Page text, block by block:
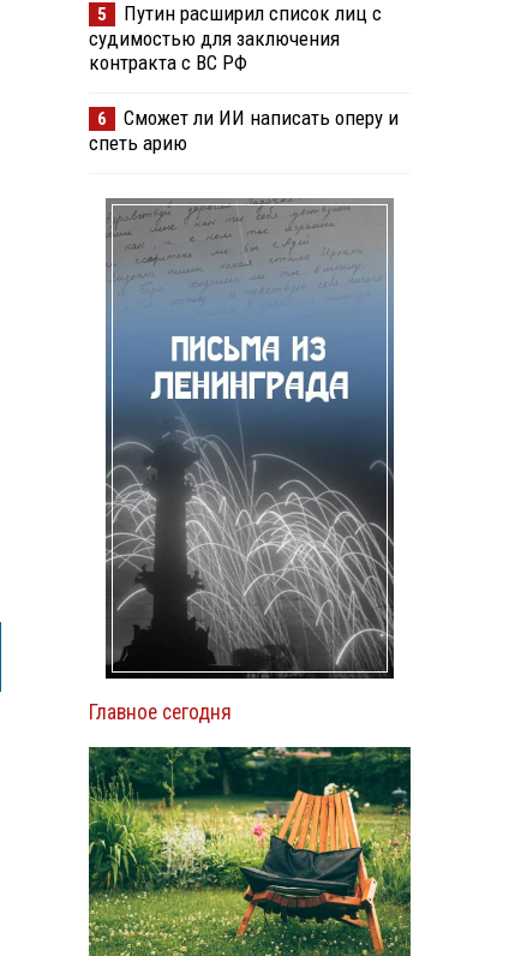
5
Путин расширил список лиц с
судимостью для заключения
контракта с ВС РФ
6
Сможет ли ИИ написать оперу и
спеть арию
Главное сегодня